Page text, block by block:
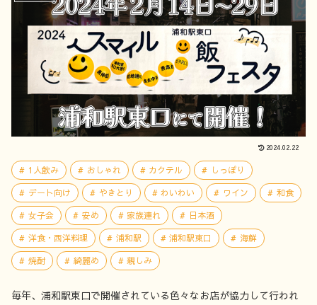
2024.02.22
1人飲み おしゃれ カクテル
しっぽり
デート向け
やきとり わいわい ワイン
和食
女子会
安め 家族連れ
日本酒
洋食・西洋料理
浦和駅 浦和駅東口
海鮮
焼酎
綺麗め 親しみ
毎年、浦和駅東口で開催されている色々なお店が協力して行われ